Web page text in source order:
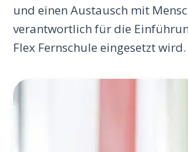
und einen Austausch mit
verantwortlich für die
Flex Fernschule eingesetzt wird.